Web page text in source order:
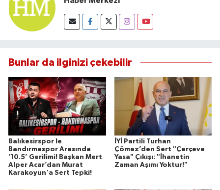
Bunlar da ilginizi çekebilir
Balıkesirspor le
Bandırmaspor Arasında
‘10.5’ Gerilimi! Başkan Mert
Alper Acar’dan Murat
Karakoyun'a Sert Tepki!
İYİ Partili Turhan
Çömez’den Sert "Çerçeve
Yasa" Çıkışı: "İhanetin
Zaman Aşımı Yoktur!"